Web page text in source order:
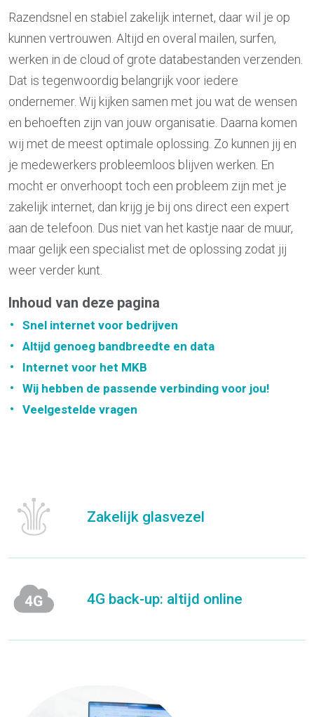
Razendsnel en stabiel zakelijk internet, daar wil je op
kunnen vertrouwen. Altijd en overal mailen, surfen,
werken in de cloud of grote databestanden verzenden.
Dat is tegenwoordig belangrijk voor iedere
ondernemer. Wij kijken samen met jou wat de wensen
en behoeften zijn van jouw organisatie. Daarna komen
wij met de meest optimale oplossing. Zo kunnen jij en
je medewerkers probleemloos blijven werken. En
mocht er onverhoopt toch een probleem zijn met je
zakelijk internet, dan krijg je bij ons direct een expert
aan de telefoon. Dus niet van het kastje naar de muur,
maar gelijk een specialist met de oplossing zodat jij
weer verder kunt.
Inhoud van deze pagina
Snel internet voor bedrijven
Altijd genoeg bandbreedte en data
Internet voor het MKB
Wij hebben de passende verbinding voor jou!
Veelgestelde vragen
Zakelijk glasvezel
4G back-up: altijd online